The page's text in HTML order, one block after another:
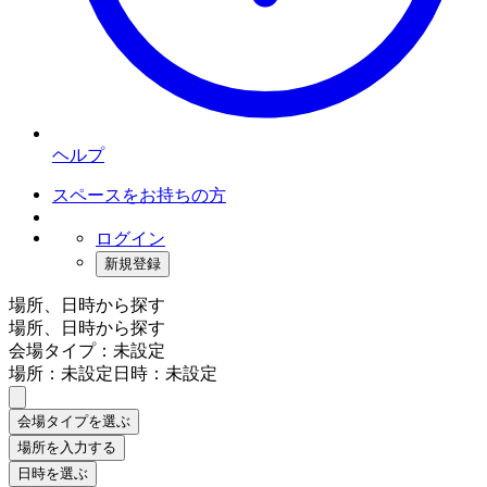
ヘルプ
スペースをお持ちの方
ログイン
新規登録
場所、日時から探す
場所、日時から探す
会場タイプ：未設定
場所：未設定日時：未設定
会場タイプを選ぶ
場所を入力する
日時を選ぶ